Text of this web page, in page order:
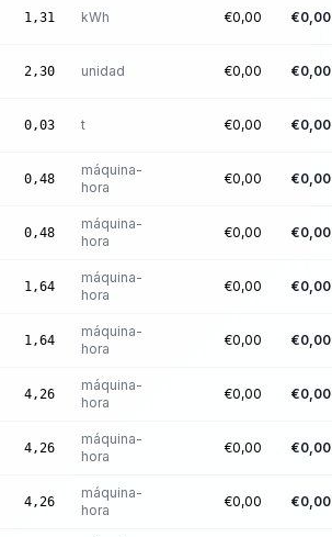
1,31 kWh €0,00 €0,00
2,30 unidad €0,00 €0,00
0,03 t €0,00 €0,00
0,48
máquina-
hora
€0,00 €0,00
0,48
máquina-
hora
€0,00 €0,00
1,64
máquina-
hora
€0,00 €0,00
1,64
máquina-
hora
€0,00 €0,00
4,26
máquina-
hora
€0,00 €0,00
4,26
máquina-
hora
€0,00 €0,00
4,26
máquina-
hora
€0,00 €0,00